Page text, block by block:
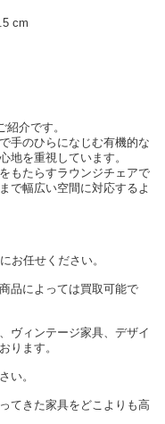
cm
介です。
手のひらになじむ有機的な
地を重視しています。
もたらすラウンジチェアで
で幅広い空間に対応するよ
お任せください。
品によっては買取可能で
ヴィンテージ家具、デザイ
ります。
い。
てきた家具をどこよりも高